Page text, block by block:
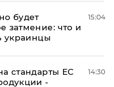
будет
затмение: что и
украинцы
15:04
стандарты ЕС
-
14:30